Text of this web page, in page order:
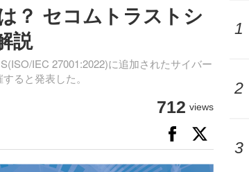
？ セコムトラストシ
説
IEC 27001:2022)に追加されたサイバー
ると発表した。
712 views